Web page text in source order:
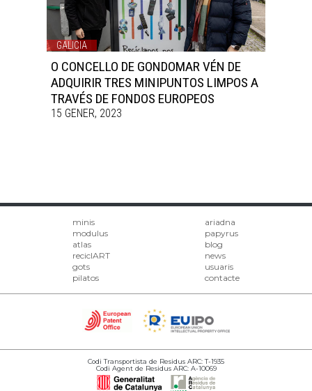
GALICIA
O CONCELLO DE GONDOMAR VÉN DE
ADQUIRIR TRES MINIPUNTOS LIMPOS A
TRAVÉS DE FONDOS EUROPEOS
15 GENER, 2023
minis
modulus
atlas
reciclART
gots
pilatos
ariadna
papyrus
blog
news
usuaris
contacte
Codi Transportista de Residus ARC: T-1935
Codi Agent de Residus ARC: A-10069